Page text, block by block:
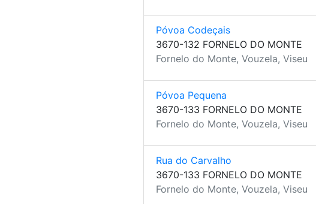
Póvoa Codeçais
3670-132 FORNELO DO MONTE
Fornelo do Monte, Vouzela, Viseu
Póvoa Pequena
3670-133 FORNELO DO MONTE
Fornelo do Monte, Vouzela, Viseu
Rua do Carvalho
3670-133 FORNELO DO MONTE
Fornelo do Monte, Vouzela, Viseu